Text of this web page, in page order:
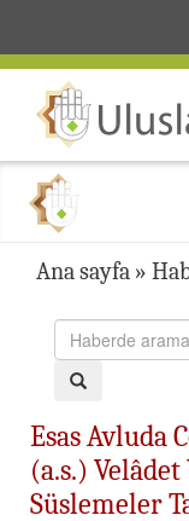
Ana sayfa »
Esas Avluda
(a.s.)
Süslemeler